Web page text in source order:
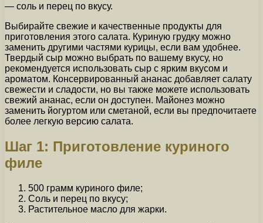
— соль и перец по вкусу.
Выбирайте свежие и качественные продукты для
приготовления этого салата. Куриную грудку можно
заменить другими частями курицы, если вам удобнее.
Твердый сыр можно выбрать по вашему вкусу, но
рекомендуется использовать сыр с ярким вкусом и
ароматом. Консервированный ананас добавляет салату
свежести и сладости, но вы также можете использовать
свежий ананас, если он доступен. Майонез можно
заменить йогуртом или сметаной, если вы предпочитаете
более легкую версию салата.
Шаг 1: Приготовление куриного
филе
500 грамм куриного филе;
Соль и перец по вкусу;
Растительное масло для жарки.